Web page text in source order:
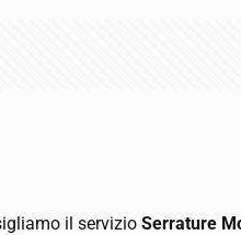
il servizioSerrature